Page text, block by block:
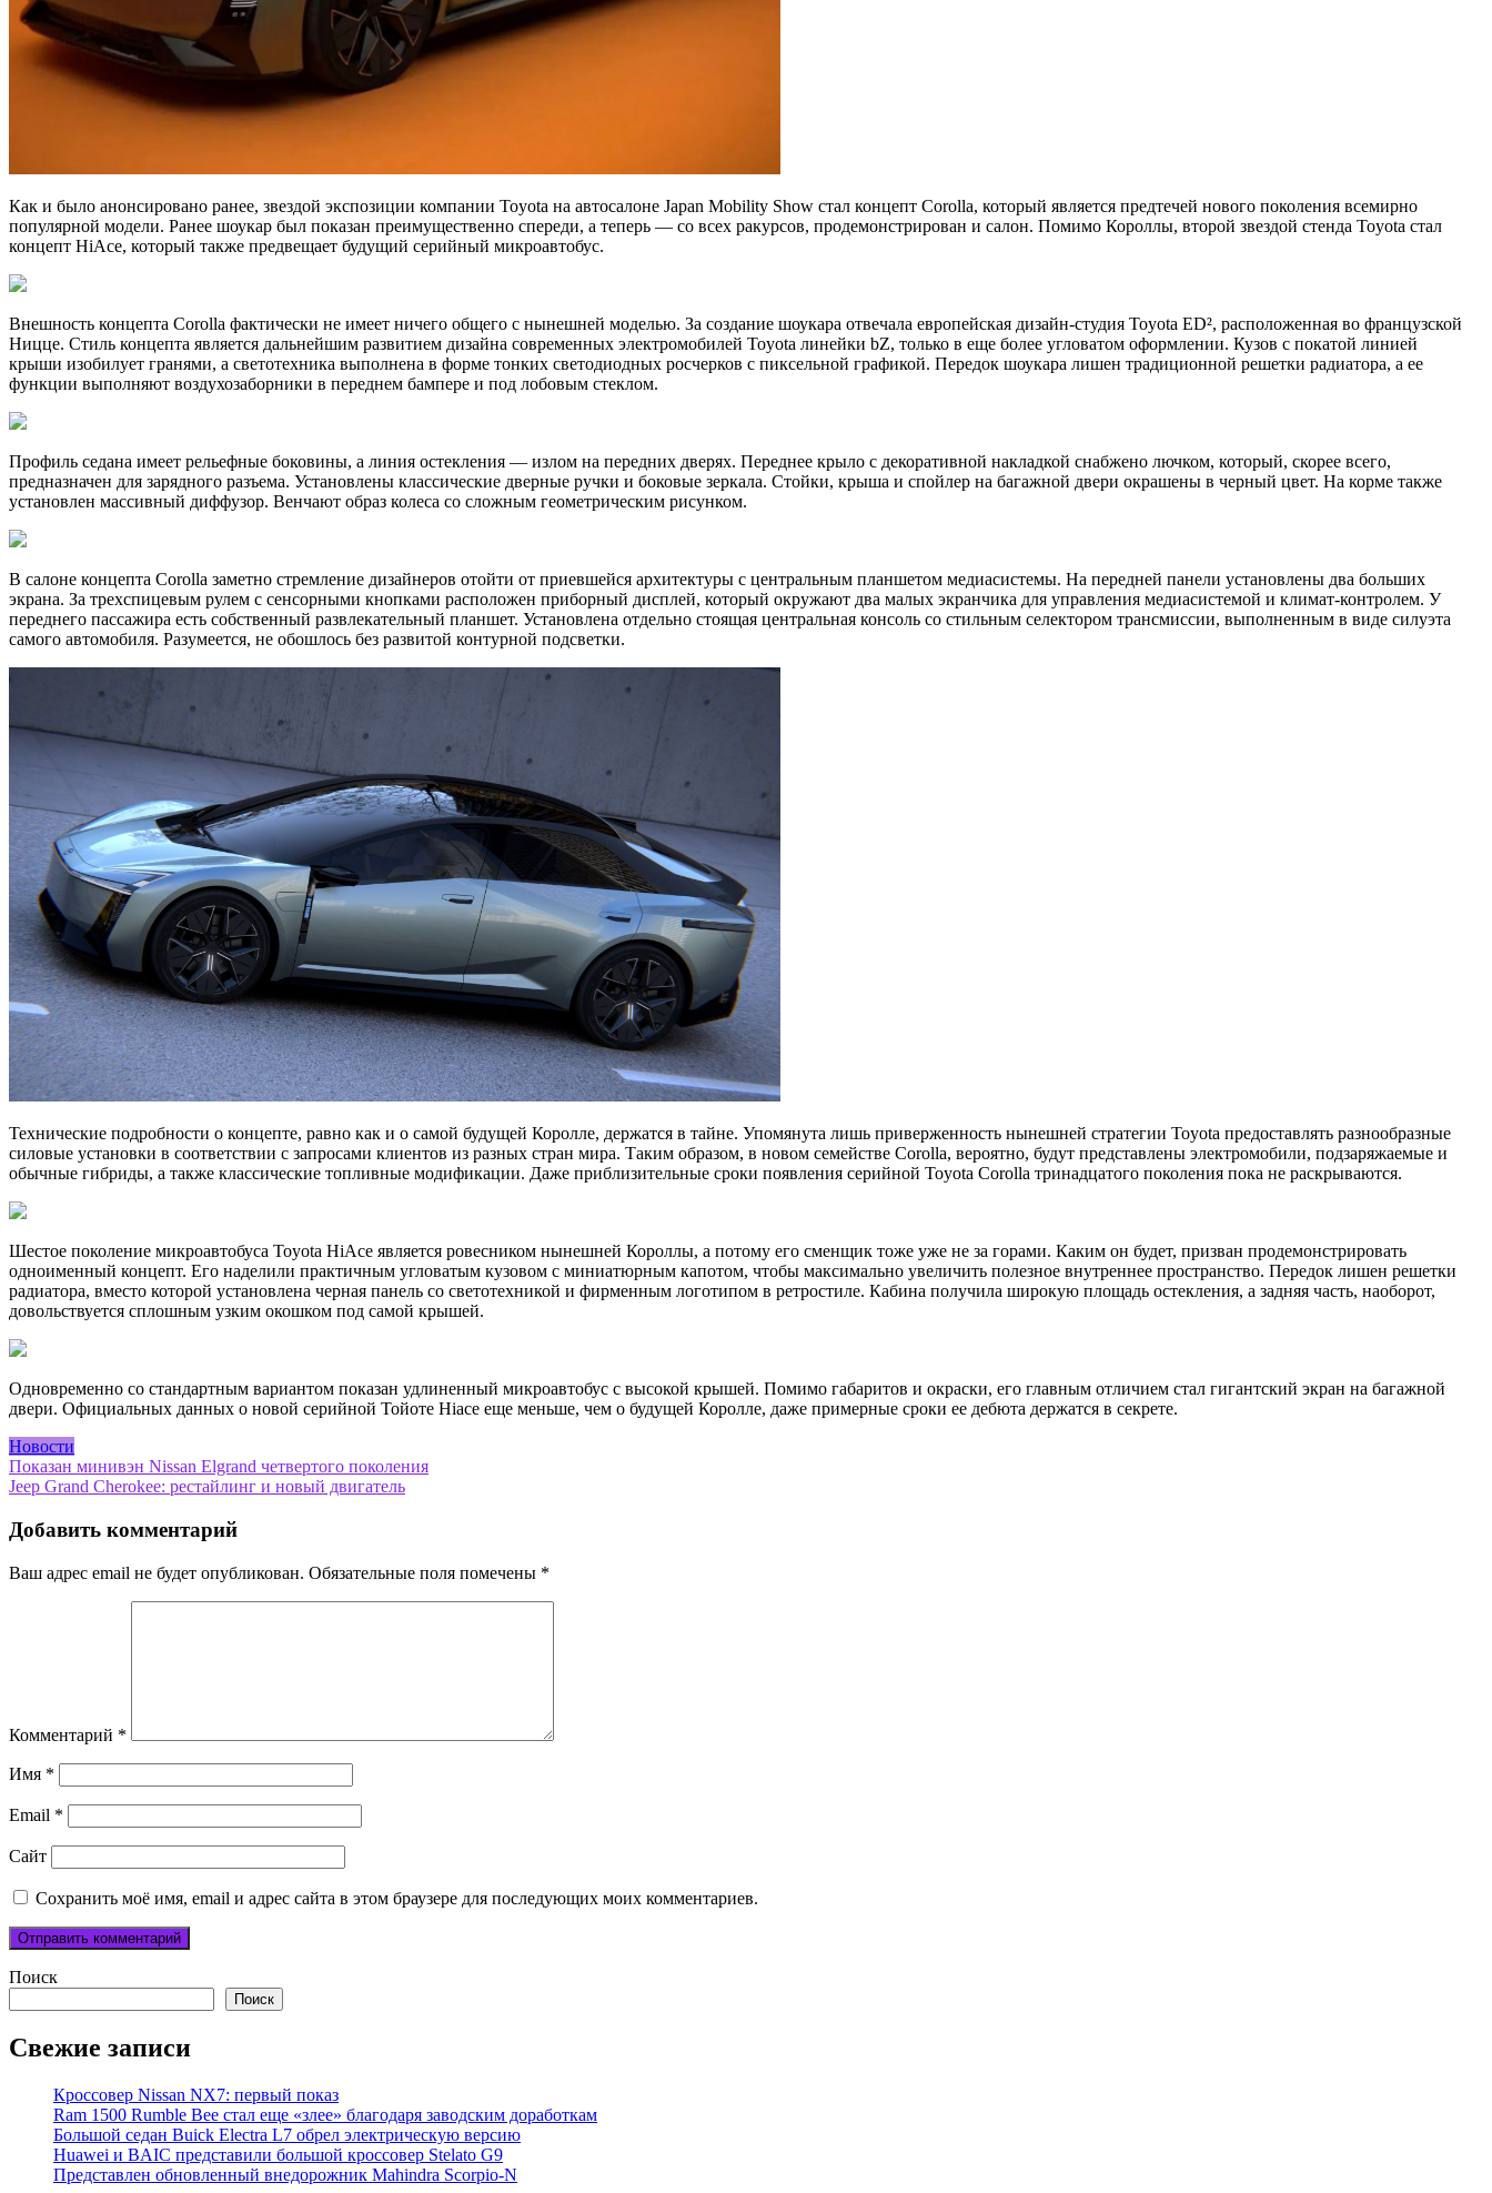
Как и было анонсировано ранее, звездой экспозиции компании Toyota на автосалоне Japan Mobility Show стал концепт Corolla, который является предтечей нового поколения всемирно
популярной модели. Ранее шоукар был показан преимущественно спереди, а теперь — со всех ракурсов, продемонстрирован и салон. Помимо Короллы, второй звездой стенда Toyota стал
концепт HiAce, который также предвещает будущий серийный микроавтобус.
Внешность концепта Corolla фактически не имеет ничего общего с нынешней моделью. За создание шоукара отвечала европейская дизайн-студия Toyota ED², расположенная во французской
Ницце. Стиль концепта является дальнейшим развитием дизайна современных электромобилей Toyota линейки bZ, только в еще более угловатом оформлении. Кузов с покатой линией
крыши изобилует гранями, а светотехника выполнена в форме тонких светодиодных росчерков с пиксельной графикой. Передок шоукара лишен традиционной решетки радиатора, а ее
функции выполняют воздухозаборники в переднем бампере и под лобовым стеклом.
Профиль седана имеет рельефные боковины, а линия остекления — излом на передних дверях. Переднее крыло с декоративной накладкой снабжено лючком, который, скорее всего,
предназначен для зарядного разъема. Установлены классические дверные ручки и боковые зеркала. Стойки, крыша и спойлер на багажной двери окрашены в черный цвет. На корме также
установлен массивный диффузор. Венчают образ колеса со сложным геометрическим рисунком.
В салоне концепта Corolla заметно стремление дизайнеров отойти от приевшейся архитектуры с центральным планшетом медиасистемы. На передней панели установлены два больших
экрана. За трехспицевым рулем с сенсорными кнопками расположен приборный дисплей, который окружают два малых экранчика для управления медиасистемой и климат-контролем. У
переднего пассажира есть собственный развлекательный планшет. Установлена отдельно стоящая центральная консоль со стильным селектором трансмиссии, выполненным в виде силуэта
самого автомобиля. Разумеется, не обошлось без развитой контурной подсветки.
Технические подробности о концепте, равно как и о самой будущей Королле, держатся в тайне. Упомянута лишь приверженность нынешней стратегии Toyota предоставлять разнообразные
силовые установки в соответствии с запросами клиентов из разных стран мира. Таким образом, в новом семействе Corolla, вероятно, будут представлены электромобили, подзаряжаемые и
обычные гибриды, а также классические топливные модификации. Даже приблизительные сроки появления серийной Toyota Corolla тринадцатого поколения пока не раскрываются.
Шестое поколение микроавтобуса Toyota HiAce является ровесником нынешней Короллы, а потому его сменщик тоже уже не за горами. Каким он будет, призван продемонстрировать
одноименный концепт. Его наделили практичным угловатым кузовом с миниатюрным капотом, чтобы максимально увеличить полезное внутреннее пространство. Передок лишен решетки
радиатора, вместо которой установлена черная панель со светотехникой и фирменным логотипом в ретростиле. Кабина получила широкую площадь остекления, а задняя часть, наоборот,
довольствуется сплошным узким окошком под самой крышей.
Одновременно со стандартным вариантом показан удлиненный микроавтобус с высокой крышей. Помимо габаритов и окраски, его главным отличием стал гигантский экран на багажной
двери. Официальных данных о новой серийной Тойоте Hiace еще меньше, чем о будущей Королле, даже примерные сроки ее дебюта держатся в секрете.
Новости
Навигация
по
записям
Показан минивэн Nissan Elgrand четвертого поколения
Jeep Grand Cherokee: рестайлинг и новый двигатель
Добавить комментарий
Ваш адрес email не будет опубликован. Обязательные поля помечены *
Комментарий *
Имя *
Email *
Сайт
Сохранить моё имя, email и адрес сайта в этом браузере для последующих моих комментариев.
Поиск
Поиск
Свежие записи
Кроссовер Nissan NX7: первый показ
Ram 1500 Rumble Bee стал еще «злее» благодаря заводским доработкам
Большой седан Buick Electra L7 обрел электрическую версию
Huawei и BAIC представили большой кроссовер Stelato G9
Представлен обновленный внедорожник Mahindra Scorpio-N